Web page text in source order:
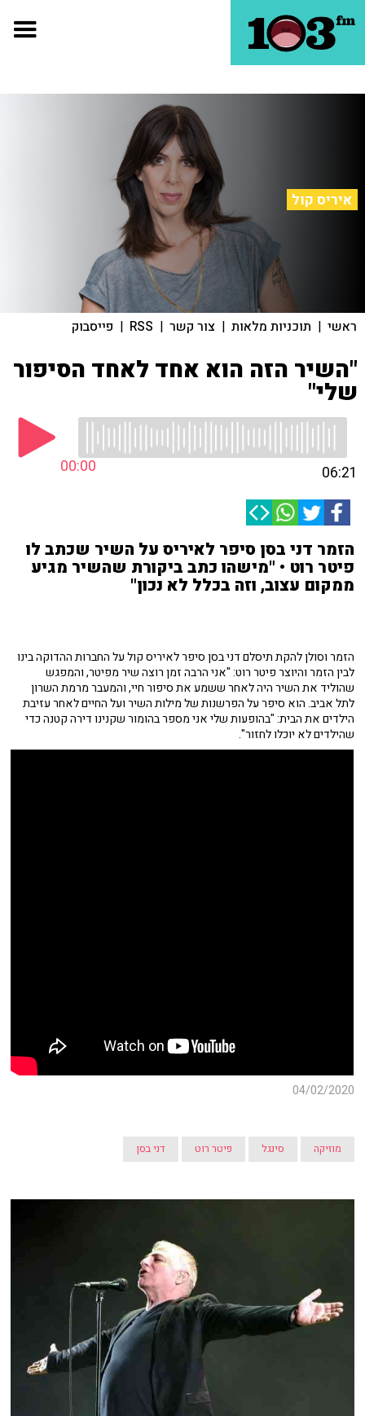
איריס קול
ראשי | תוכניות מלאות | צור קשר |
RSS
| פייסבוק
"השיר הזה הוא אחד לאחד הסיפור
שלי"
00:00 06:21
הזמר דני בסן סיפר לאיריס על השיר שכתב לו
פיטר רוט • "מישהו כתב ביקורת שהשיר מגיע
ממקום עצוב, וזה בכלל לא נכון"
הזמר וסולן להקת תיסלם דני בסן סיפר לאיריס קול על החברות ההדוקה בינו
לבין הזמר והיוצר פיטר רוט: "אני הרבה זמן רוצה שיר מפיטר, והמפגש
שהוליד את השיר היה לאחר ששמע את סיפור חיי, והמעבר מרמת השרון
לתל אביב. הוא סיפר על הפרשנות של מילות השיר ועל החיים לאחר עזיבת
הילדים את הבית: "בהופעות שלי אני מספר בהומור שקנינו דירה קטנה כדי
שהילדים לא יוכלו לחזור".
04/02/2020
מוזיקה סינגל פיטר רוט דני בסן